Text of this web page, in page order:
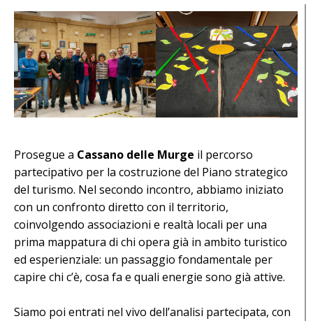
Prosegue a Cassano delle Murge il percorso
partecipativo per la costruzione del Piano strategico
del turismo. Nel secondo incontro, abbiamo iniziato
con un confronto diretto con il territorio,
coinvolgendo associazioni e realtà locali per una
prima mappatura di chi opera già in ambito turistico
ed esperienziale: un passaggio fondamentale per
capire chi c’è, cosa fa e quali energie sono già attive.
Siamo poi entrati nel vivo dell’analisi partecipata, con